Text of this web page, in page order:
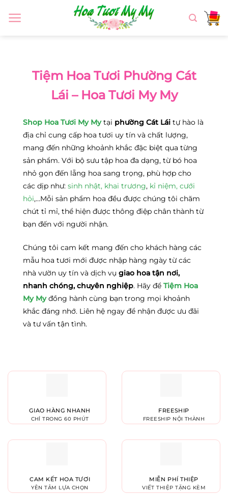
đến
Tiệm Hoa Tươi Phường Cát
Lái – Hoa Tươi My My
Shop Hoa Tươi My Mytại phường Cát Lái tự hào là
địa chỉ cung cấp hoa tươi uy tín và chất lượng,
mang đến những khoảnh khắc đặc biệt qua từng
sản phẩm. Với bộ sưu tập hoa đa dạng, từ bó hoa
nhỏ gọn đến lẵng hoa sang trọng, phù hợp cho
các dịp như: sinh nhật, khai trương, kỉ niệm, cưới
hỏi,…Mỗi sản phẩm hoa đều được chúng tôi chăm
chút tỉ mỉ, thể hiện được thông điệp chân thành từ
bạn đến với người nhận.
Chúng tôi cam kết mang đến cho khách hàng các
mẫu hoa tươi mới được nhập hàng ngày từ các
nhà vườn uy tín và dịch vụ giao hoa tận nơi,
nhanh chóng, chuyên nghiệp. Hãy để Tiệm Hoa
My Myđồng hành cùng bạn trong mọi khoảnh
khắc đáng nhớ. Liên hệ ngay để nhận được ưu đãi
và tư vấn tận tình.
GIAO HÀNG NHANH
CHỈ TRONG 60 PHÚT
FREESHIP
FREESHIP NỘI THÀNH
CAM KẾT HOA TƯƠI
YÊN TÂM LỰA CHỌN
MIỄN PHÍ THIỆP
VIẾT THIỆP TẶNG KÈM